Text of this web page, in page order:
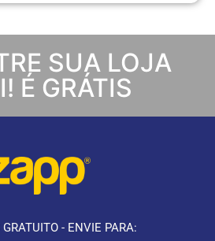
SUA LOJA
É GRÁTIS
- ENVIE PARA: